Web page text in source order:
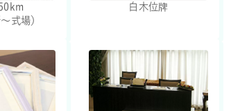
式場）
白木位牌